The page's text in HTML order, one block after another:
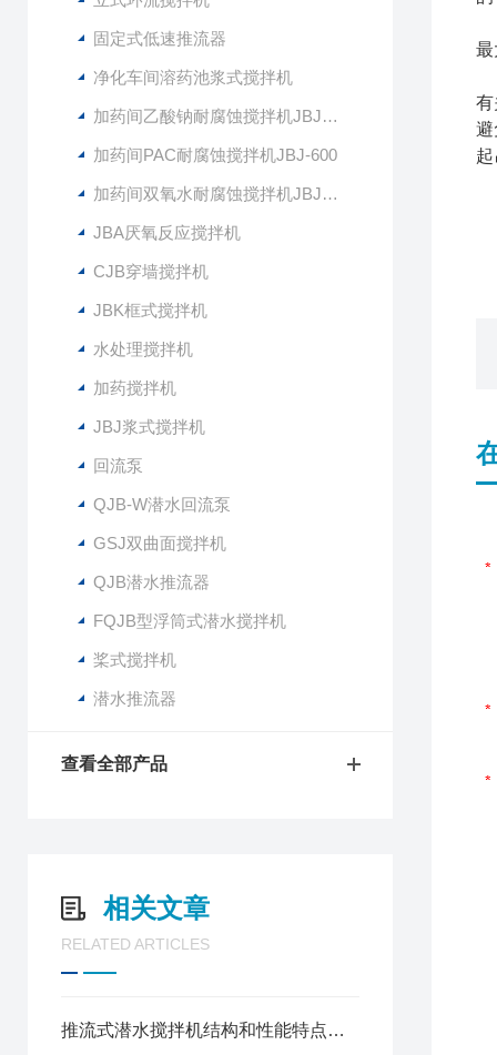
固定式低速推流器
净化车间溶药池浆式搅拌机
加药间乙酸钠耐腐蚀搅拌机JBJ-400
加药间PAC耐腐蚀搅拌机JBJ-600
加药间双氧水耐腐蚀搅拌机JBJ-300
JBA厌氧反应搅拌机
CJB穿墙搅拌机
JBK框式搅拌机
水处理搅拌机
加药搅拌机
JBJ浆式搅拌机
回流泵
QJB-W潜水回流泵
GSJ双曲面搅拌机
QJB潜水推流器
FQJB型浮筒式潜水搅拌机
桨式搅拌机
潜水推流器
查看全部产品
相关文章
RELATED ARTICLES
推流式潜水搅拌机结构和性能特点及其应用途径
最
有
避